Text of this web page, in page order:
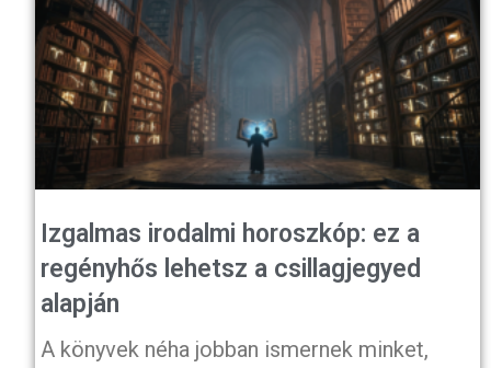
Izgalmas irodalmi horoszkóp: ez a
regényhős lehetsz a csillagjegyed
alapján
A könyvek néha jobban ismernek minket,